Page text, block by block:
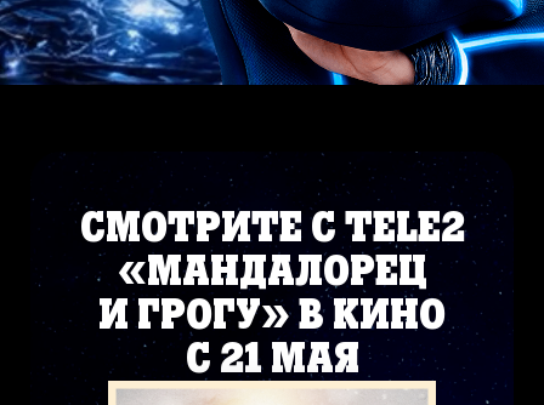
СМОТРИТЕ С TELE2
«МАНДАЛОРЕЦ
И ГРОГУ» В КИНО
С 21 МАЯ